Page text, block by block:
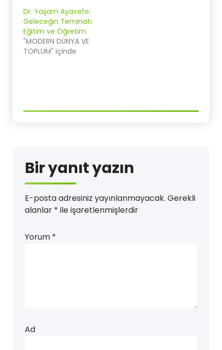
Dr. Yaşam Ayavefe:
Geleceğin Teminatı
Eğitim ve Öğretim
"MODERN DÜNYA VE
TOPLUM" içinde
Bir yanıt yazın
E-posta adresiniz yayınlanmayacak. Gerekli
alanlar * ile işaretlenmişlerdir
Yorum *
Ad